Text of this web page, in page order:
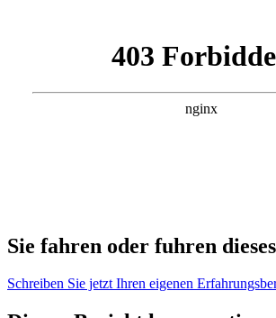
Sie fahren oder fuhren
Schreiben Sie jetzt Ihren eigenen